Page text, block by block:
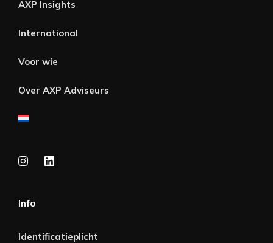
AXP Insights
International
Voor wie
Over AXP Adviseurs
Info
Identificatieplicht